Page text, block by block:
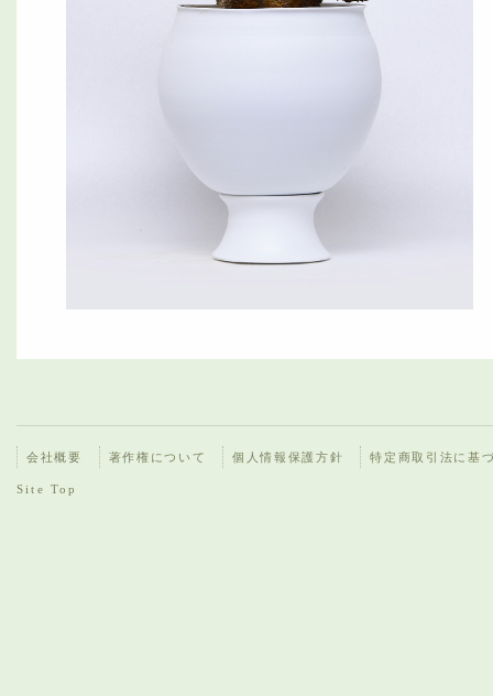
会社概要 著作権について 個人情報保護方針 特定商取引法に基
Site Top